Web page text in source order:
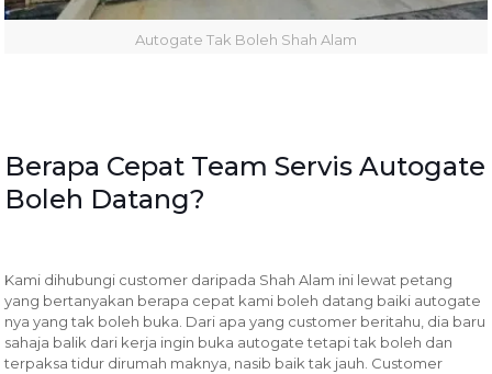
Autogate Tak Boleh Shah Alam
Berapa Cepat Team Servis Autogate
Boleh Datang?
Kami dihubungi customer daripada Shah Alam ini lewat petang
yang bertanyakan berapa cepat kami boleh datang baiki autogate
nya yang tak boleh buka. Dari apa yang customer beritahu, dia baru
sahaja balik dari kerja ingin buka autogate tetapi tak boleh dan
terpaksa tidur dirumah maknya, nasib baik tak jauh. Customer